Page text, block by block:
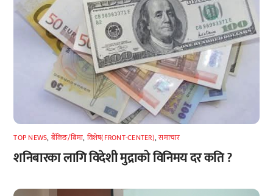
TOP NEWS, बैंकिङ/बिमा, विशेष(FRONT-CENTER),समाचार
शनिबारका लागि विदेशी मुद्राको विनिमय दर कति ?